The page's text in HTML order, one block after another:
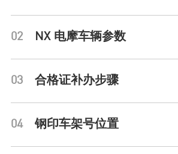
02 NX 电摩车辆参数
03 合格证补办步骤
04 钢印车架号位置